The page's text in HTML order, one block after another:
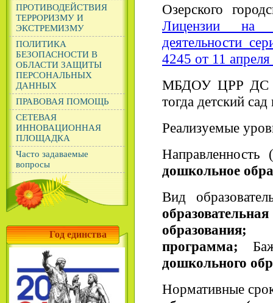
ПРОТИВОДЕЙСТВИЯ
ТЕРРОРИЗМУ И
ЭКСТРЕМИЗМУ
ПОЛИТИКА
БЕЗОПАСНОСТИ В
ОБЛАСТИ ЗАЩИТЫ
ПЕРСОНАЛЬНЫХ
ДАННЫХ
ПРАВОВАЯ ПОМОЩЬ
СЕТЕВАЯ
ИННОВАЦИОННАЯ
ПЛОЩАДКА
Часто задаваемые
вопросы
Год единства
Озерского
Лицензии на
деятельности
4245 от 11
МБДОУ ЦРР ДС
тогда детский
Реализуемые
Направленность
дошкольное
Вид
программа;
дошкольного
Нормативные